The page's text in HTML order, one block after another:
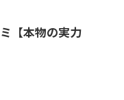
【本物の実力